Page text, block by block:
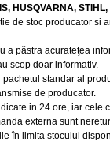
HUSQVARNA,
de stoc producator si
a păstra acurateţea
scop doar informativ.
standar al
de producator.
in 24 ore, iar cele
externa sunt
în limita stocului